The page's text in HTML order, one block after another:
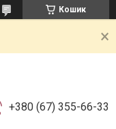
Кошик
+380 (67) 355-66-33